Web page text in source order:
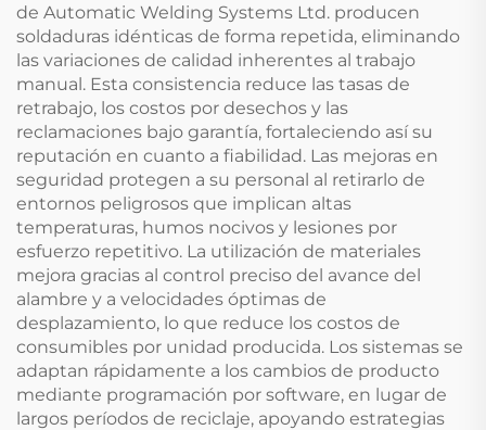
de Automatic Welding Systems Ltd. producen
soldaduras idénticas de forma repetida, eliminando
las variaciones de calidad inherentes al trabajo
manual. Esta consistencia reduce las tasas de
retrabajo, los costos por desechos y las
reclamaciones bajo garantía, fortaleciendo así su
reputación en cuanto a fiabilidad. Las mejoras en
seguridad protegen a su personal al retirarlo de
entornos peligrosos que implican altas
temperaturas, humos nocivos y lesiones por
esfuerzo repetitivo. La utilización de materiales
mejora gracias al control preciso del avance del
alambre y a velocidades óptimas de
desplazamiento, lo que reduce los costos de
consumibles por unidad producida. Los sistemas se
adaptan rápidamente a los cambios de producto
mediante programación por software, en lugar de
largos períodos de reciclaje, apoyando estrategias